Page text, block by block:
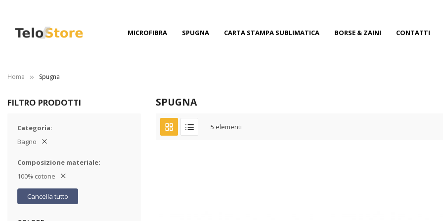
MICROFIBRA SPUGNA CARTA STAMPA SUBLIMATICA BORSE & ZAINI CONTATTI
Home Spugna
SPUGNA
5 elementi
FILTRO PRODOTTI
Categoria
Bagno
Composizione materiale
100% cotone
Cancella tutto